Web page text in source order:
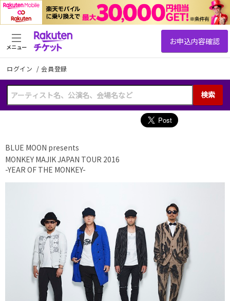
ログイン /会員登録
検索
メニュー
BLUE MOON presents
MONKEY MAJIK JAPAN TOUR 2016
-YEAR OF THE MONKEY-